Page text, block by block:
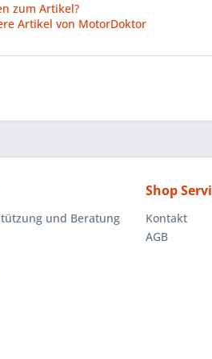
zum Artikel?
Artikel von MotorDoktor
und Beratung
Shop
Kontakt
AGB